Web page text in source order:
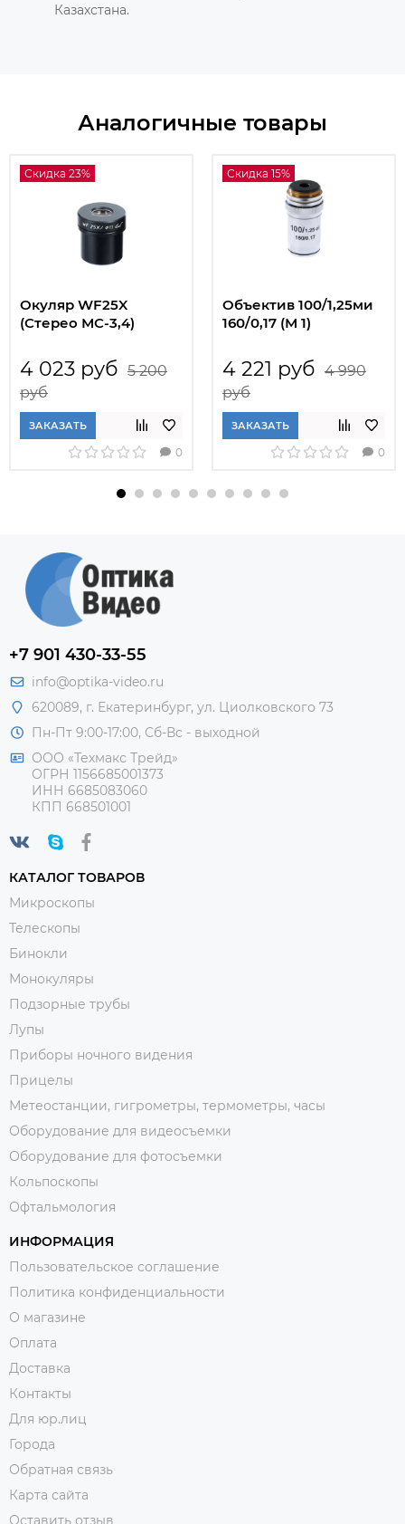
Казахстана.
Аналогичные товары
Скидка 23%
Окуляр WF25X
(Стерео МС-3,4)
4 023 руб 5 200
руб
ЗАКАЗАТЬ
0
Скидка 15%
Объектив 100/1,25ми
160/0,17 (М 1)
4 221 руб 4 990
руб
ЗАКАЗАТЬ
0
+7 901 430-33-55
info@optika-video.ru
620089, г. Екатеринбург, ул. Циолковского 73
Пн-Пт 9:00-17:00, Сб-Вс - выходной
ООО «Техмакс Трейд»
ОГРН 1156685001373
ИНН 6685083060
КПП 668501001
КАТАЛОГ ТОВАРОВ
Микроскопы
Телескопы
Бинокли
Монокуляры
Подзорные трубы
Лупы
Приборы ночного видения
Прицелы
Метеостанции, гигрометры, термометры, часы
Оборудование для видеосъемки
Оборудование для фотосъемки
Кольпоскопы
Офтальмология
ИНФОРМАЦИЯ
Пользовательское соглашение
Политика конфиденциальности
О магазине
Оплата
Доставка
Контакты
Для юр.лиц
Города
Обратная связь
Карта сайта
Оставить отзыв